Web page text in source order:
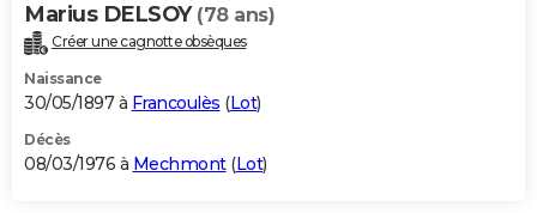
Marius DELSOY (78 ans)
Créer une cagnotte obsèques
Naissance
30/05/1897 à Francoulès (Lot)
Décès
08/03/1976 à Mechmont(Lot)